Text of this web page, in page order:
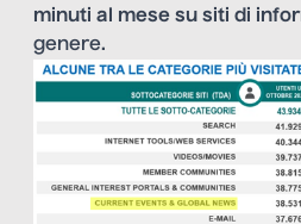
minuti al mese su siti di
genere.